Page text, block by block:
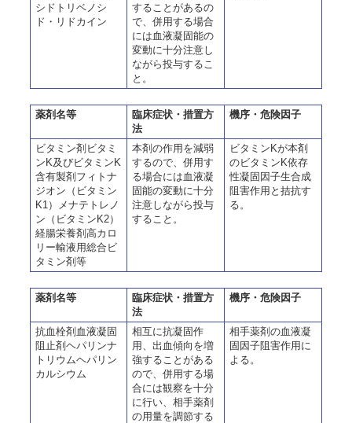
シドトリベノシ
ド・リドカイン
することがあるの
で、併用する場合
には血液凝固能の
変動に十分注意し
ながら投与するこ
と。
薬剤名等
臨床症状・措置方
法
機序・危険因子
ビタミン剤ビタミ
ンK及びビタミンK
含有製剤フィトナ
ジオン（ビタミン
K1）メナテトレノ
ン（ビタミンK2）
経腸栄養剤高カロ
リー輸液用総合ビ
タミン剤等
本剤の作用を減弱
するので、併用す
る場合には血液凝
固能の変動に十分
注意しながら投与
すること。
ビタミンKが本剤
のビタミンK依存
性凝固因子生合成
阻害作用と拮抗す
る。
薬剤名等
臨床症状・措置方
法
機序・危険因子
抗血栓剤血液凝固
阻止剤ヘパリンナ
トリウムヘパリン
カルシウム
相互に抗凝固作
用、出血傾向を増
強することがある
ので、併用する場
合には観察を十分
に行い、相手薬剤
の用量を調節する
相手薬剤の血液凝
固因子阻害作用に
よる。